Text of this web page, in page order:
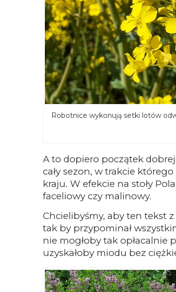
Robotnice wykonują setki lotów
A to dopiero początek
cały sezon, w trakcie
kraju. W efekcie na stoły
faceliowy czy malinowy.
Chcielibyśmy, aby ten tekst
tak by przypominał
nie mogłoby tak opłacalnie
uzyskałoby miodu bez